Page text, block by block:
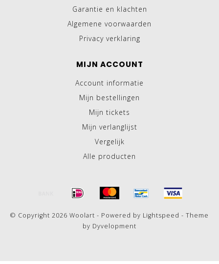
Garantie en klachten
Algemene voorwaarden
Privacy verklaring
MIJN ACCOUNT
Account informatie
Mijn bestellingen
Mijn tickets
Mijn verlanglijst
Vergelijk
Alle producten
© Copyright 2026 Woolart - Powered by Lightspeed - Theme
by Dyvelopment